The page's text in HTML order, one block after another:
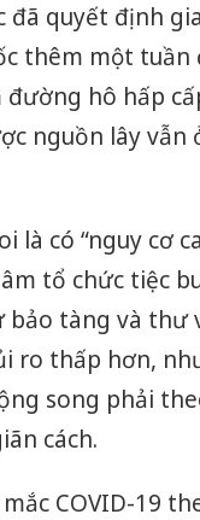
đã quyết định
thêm một
hô hấp
nguồn lây
là có “nguy cơ
tổ chức tiệc
tàng và thư
ro thấp hơn,
song phải
cách.
COVID-19